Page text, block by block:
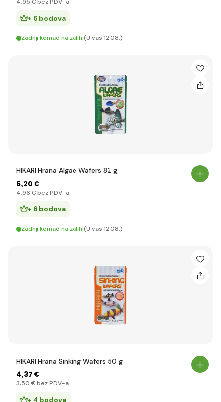
4,95 € bez PDV-a
+ 6 bodova
Zadnji komad na zalihi(U vas 12.08.)
HIKARI Hrana Algae Wafers 82 g
6,20 €
4,96 € bez PDV-a
+ 6 bodova
Zadnji komad na zalihi(U vas 12.08.)
HIKARI Hrana Sinking Wafers 50 g
4,37 €
3,50 € bez PDV-a
+ 4 bodove